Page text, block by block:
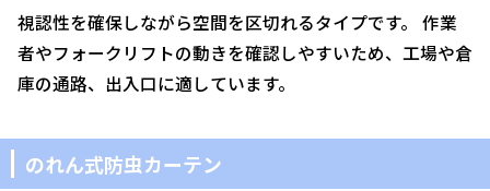
視認性を確保しながら空間を区切れるタイプです。 作業
者やフォークリフトの動きを確認しやすいため、工場や倉
庫の通路、出入口に適しています。
のれん式防虫カーテン